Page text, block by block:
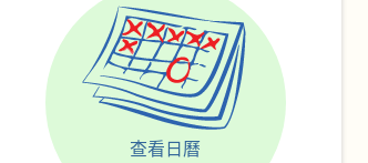
查看日曆